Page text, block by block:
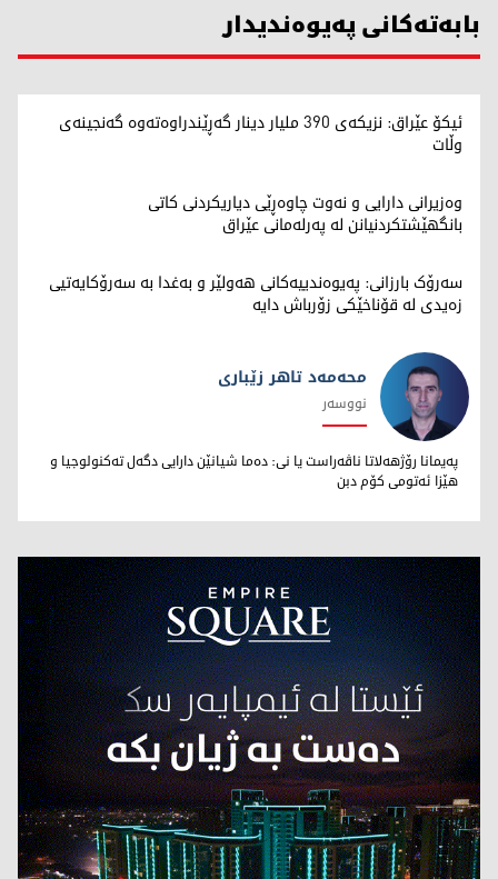
بابەتەکانی پەیوەندیدار
ئیکۆ عێراق: نزیکەی 390 ملیار دینار گەڕێندراوەتەوە گەنجینەی
وڵات
وەزیرانی دارایی و نەوت چاوەڕێی دیاریکردنی کاتی
بانگهێشتکردنیانن لە پەرلەمانی عێراق
سەرۆک بارزانی: پەیوەندییەکانی هەولێر و بەغدا بە سەرۆکایەتیی
زەیدی لە قۆناخێکی زۆرباش دایە
محەمەد تاهر زێبارى
محەمەد تاهر زێبارى
نووسەر
پەیمانا رۆژهەلاتا ناڤەراست یا نى: دەما شیانێن دارایى دگەل تەکنولوجیا و
هێزا ئەتومى کۆم دبن